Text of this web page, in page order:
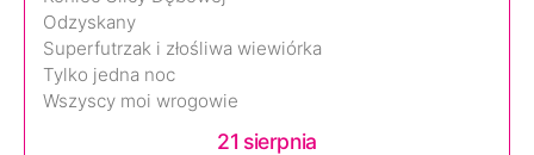
Odzyskany
Superfutrzak i złośliwa wiewiórka
Tylko jedna noc
Wszyscy moi wrogowie
21 sierpnia